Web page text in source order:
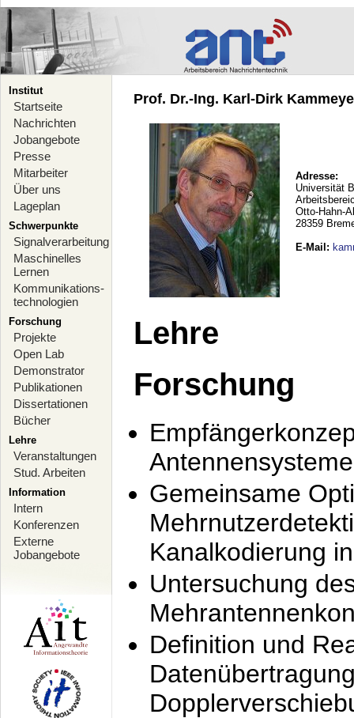
Institut
Startseite
Nachrichten
Jobangebote
Presse
Mitarbeiter
Über uns
Lageplan
Schwerpunkte
Signalverarbeitung
Maschinelles
Lernen
Kommunikations-
technologien
Forschung
Projekte
Open Lab
Demonstrator
Publikationen
Dissertationen
Bücher
Lehre
Veranstaltungen
Stud. Arbeiten
Information
Intern
Konferenzen
Externe
Jobangebote
Prof. Dr.-Ing. Karl-Dirk
Adresse:
Universität
Otto-Hahn-
28359
E-Mail :
Lehre
Forschung
Antennensysteme
Gemeinsame
Kanalkodierung
Untersuchung
Definition und